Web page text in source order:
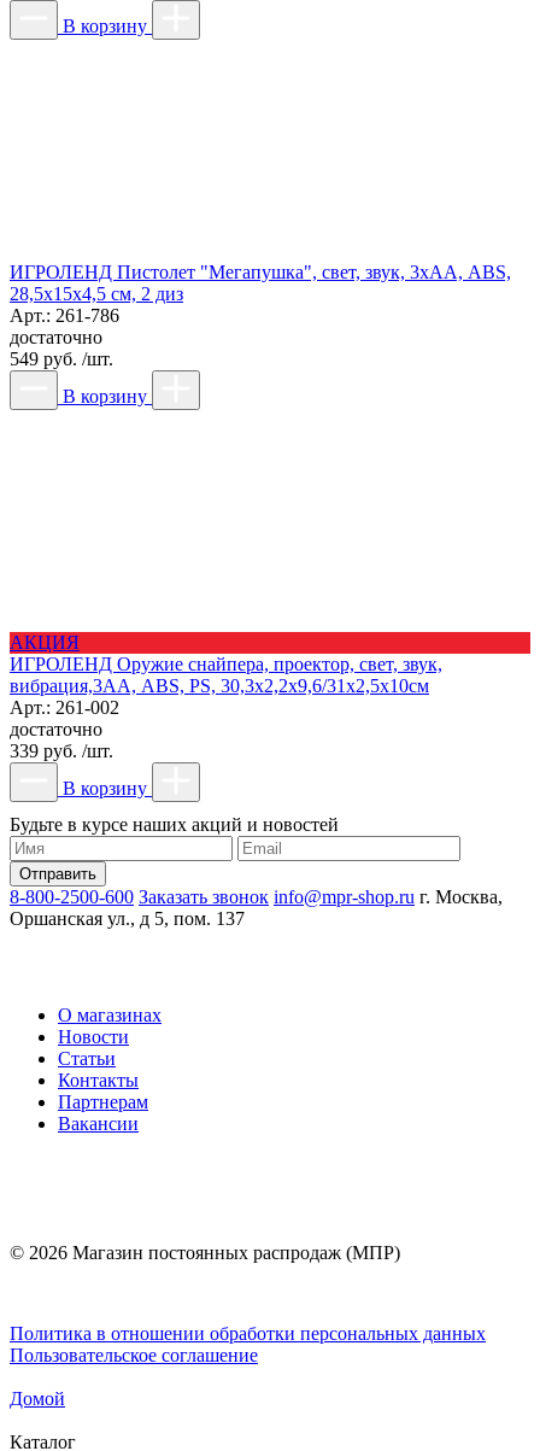
В корзину
ИГРОЛЕНД Пистолет "Мегапушка", свет, звук, 3хАА, ABS,
28,5х15х4,5 см, 2 диз
Арт.: 261-786
достаточно
549 руб. /шт.
В корзину
АКЦИЯ
ИГРОЛЕНД Оружие снайпера, проектор, свет, звук,
вибрация,3АА, ABS, PS, 30,3x2,2x9,6/31x2,5x10см
Арт.: 261-002
достаточно
339 руб. /шт.
В корзину
Будьте в курсе наших акций и новостей
8-800-2500-600 Заказать звонок info@mpr-shop.ru г. Москва,
Оршанская ул., д 5, пом. 137
О магазинах
Новости
Статьи
Контакты
Партнерам
Вакансии
© 2026 Магазин постоянных распродаж (МПР)
Политика в отношении обработки персональных данных
Пользовательское соглашение
Домой
Каталог